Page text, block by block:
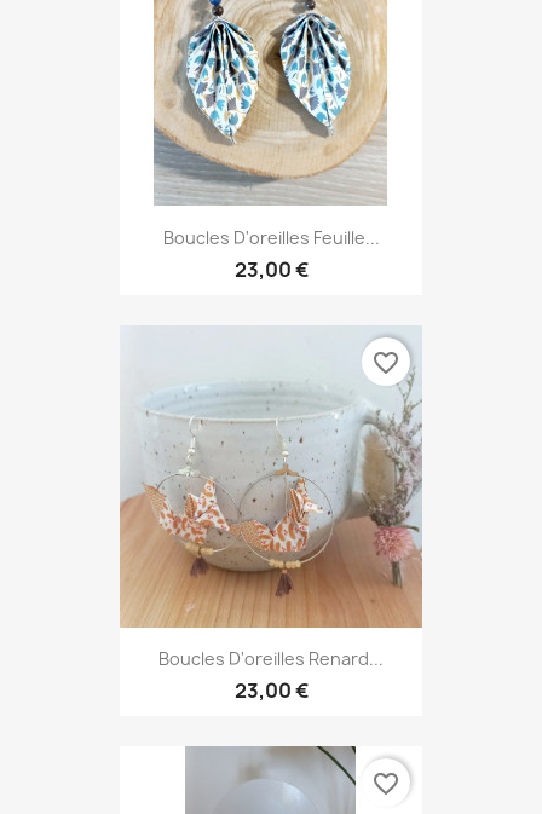
Boucles D'oreilles Feuille...
23,00 €
Boucles D'oreilles Renard...
23,00 €
favorite_border
favorite_border